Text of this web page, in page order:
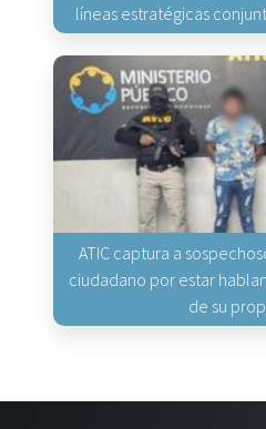
líneas estratégicas
ATIC captura a
ciudadano por estar
de su